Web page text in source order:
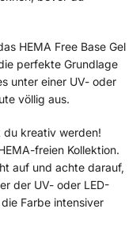
HEMA Free Base Gel
perfekte Grundlage
unter einer UV- oder
völlig aus.
kreativ werden!
freien Kollektion.
auf und achte darauf,
der UV- oder LED-
Farbe intensiver